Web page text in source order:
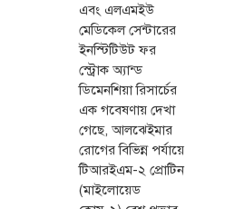
এবং এলএমইউ
মেডিকেল সেন্টারের
ইনস্টিটিউট ফর
স্ট্রোক অ্যান্ড
ডিমেনশিয়া রিসার্চের
এক গবেষণায় দেখা
গেছে, আলঝেইমার
রোগের বিভিন্ন পর্যায়ে
টিআরইএম-২ প্রোটিন
(মাইলোয়েড